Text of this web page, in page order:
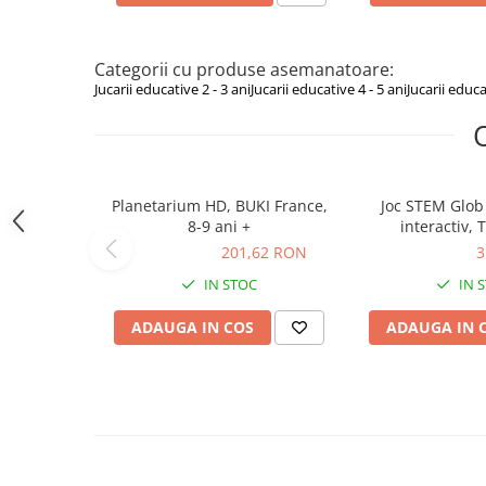
Figurine Disney
Cărți de Crăciun
Carti dezvoltare emotionala
Carti educative
Carti povesti ilustrate
Categorii cu produse asemanatoare:
Jucarii educative 2 - 3 aniJucarii educative 4 - 5 aniJucarii
Planetarium HD, BUKI France,
8-9 ani +
201,62 RON
IN STOC
ADAUGA IN COS
Joc STEM
interactiv,
IN
ADAUGA IN